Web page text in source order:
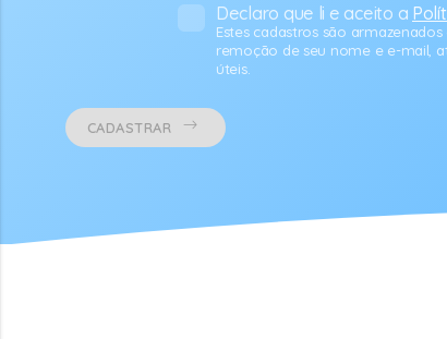
Declaro que li e aceito a
Estes cadastros são
remoção de seu nome e e-mail,
úteis.
CADASTRAR